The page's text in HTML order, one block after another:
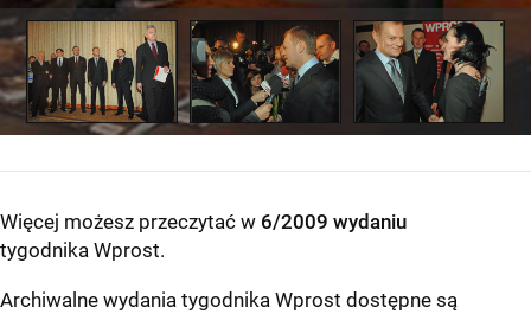
Więcej możesz przeczytać w 6/2009 wydaniu
tygodnika Wprost.
Archiwalne wydania tygodnika Wprost dostępne są